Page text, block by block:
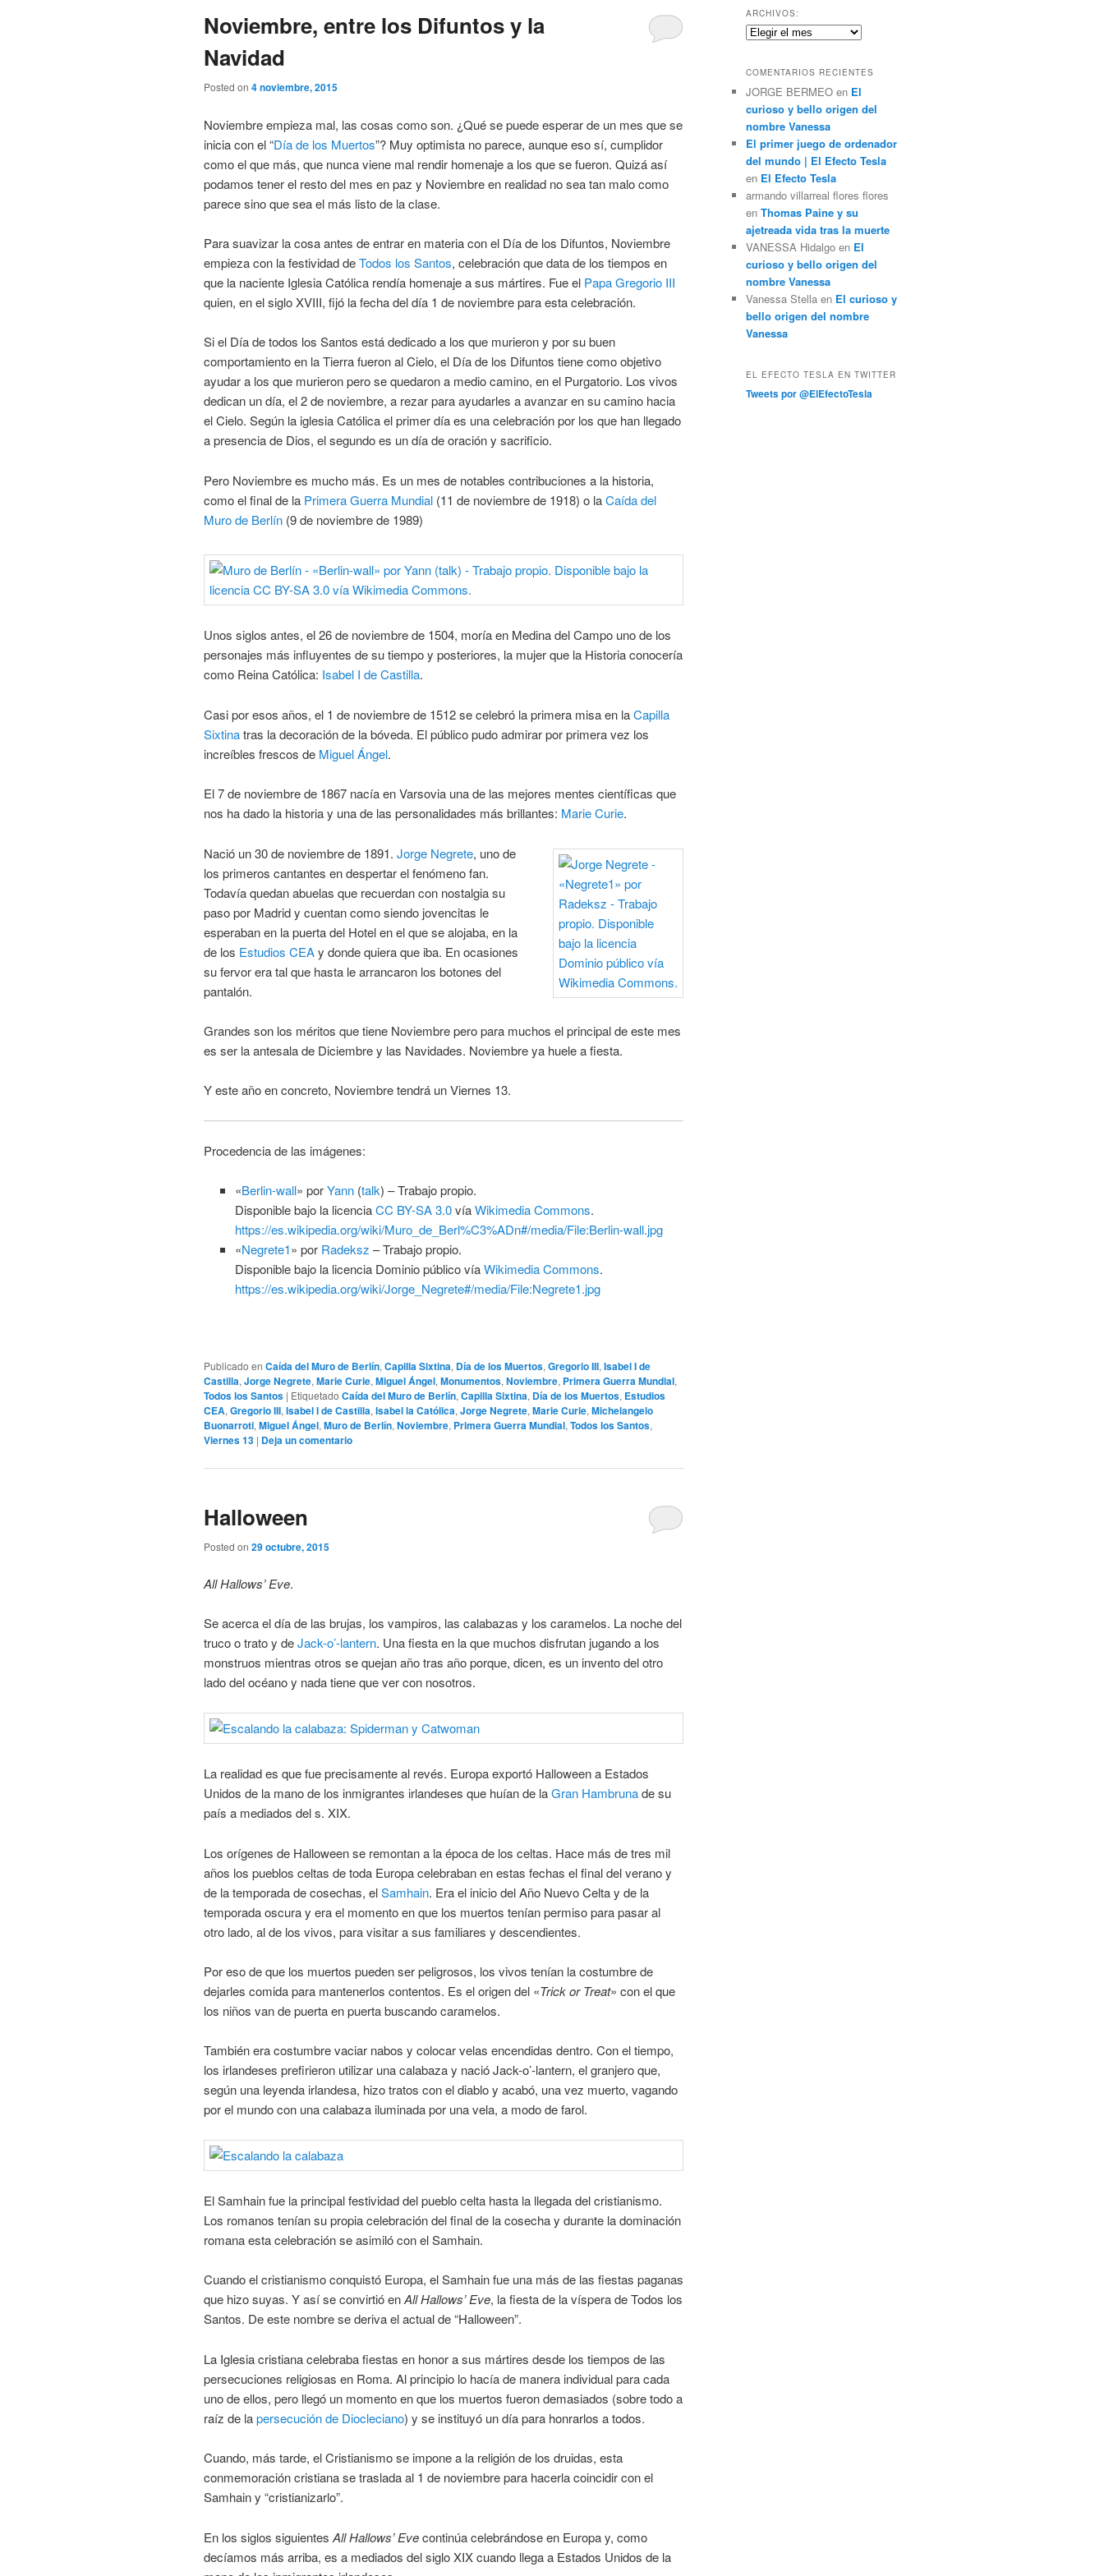
Noviembre, entre los Difuntos y la
Navidad
Posted on 4 noviembre, 2015
Noviembre empieza mal, las cosas como son. ¿Qué se puede esperar de un mes que se
inicia con el “Día de los Muertos”? Muy optimista no parece, aunque eso sí, cumplidor
como el que más, que nunca viene mal rendir homenaje a los que se fueron. Quizá así
podamos tener el resto del mes en paz y Noviembre en realidad no sea tan malo como
parece sino que sea el más listo de la clase.
Para suavizar la cosa antes de entrar en materia con el Día de los Difuntos, Noviembre
empieza con la festividad deTodos los Santos, celebración que data de los tiempos en
que la naciente Iglesia Católica rendía homenaje a sus mártires. Fue el Papa Gregorio III
quien, en el siglo XVIII, fijó la fecha del día 1 de noviembre para esta celebración.
Si el Día de todos los Santos está dedicado a los que murieron y por su buen
comportamiento en la Tierra fueron al Cielo, el Día de los Difuntos tiene como objetivo
ayudar a los que murieron pero se quedaron a medio camino, en el Purgatorio. Los vivos
dedican un día, el 2 de noviembre, a rezar para ayudarles a avanzar en su camino hacia
el Cielo. Según la iglesia Católica el primer día es una celebración por los que han llegado
a presencia de Dios, el segundo es un día de oración y sacrificio.
Pero Noviembre es mucho más. Es un mes de notables contribuciones a la historia,
como el final de la Primera Guerra Mundial (11 de noviembre de 1918) o laCaída del
Muro de Berlín (9 de noviembre de 1989)
Unos siglos antes, el 26 de noviembre de 1504, moría en Medina del Campo uno de los
personajes más influyentes de su tiempo y posteriores, la mujer que la Historia conocería
como Reina Católica: Isabel I de Castilla.
Casi por esos años, el 1 de noviembre de 1512 se celebró la primera misa en laCapilla
Sixtinatras la decoración de la bóveda. El público pudo admirar por primera vez los
increíbles frescos de Miguel Ángel.
El 7 de noviembre de 1867 nacía en Varsovia una de las mejores mentes científicas que
nos ha dado la historia y una de las personalidades más brillantes: Marie Curie.
Nació un 30 de noviembre de 1891. Jorge Negrete, uno de
los primeros cantantes en despertar el fenómeno fan.
Todavía quedan abuelas que recuerdan con nostalgia su
paso por Madrid y cuentan como siendo jovencitas le
esperaban en la puerta del Hotel en el que se alojaba, en la
de los Estudios CEAy donde quiera que iba. En ocasiones
su fervor era tal que hasta le arrancaron los botones del
pantalón.
Grandes son los méritos que tiene Noviembre pero para muchos el principal de este mes
es ser la antesala de Diciembre y las Navidades. Noviembre ya huele a fiesta.
Y este año en concreto, Noviembre tendrá un Viernes 13.
Procedencia de las imágenes:
«Berlin-wall» porYann(talk) –Trabajo propio.
Disponible bajo la licenciaCC BY-SA 3.0víaWikimedia Commons.
https://es.wikipedia.org/wiki/Muro_de_Berl%C3%ADn#/media/File:Berlin-wall.jpg
«Negrete1» por Radeksz –Trabajo propio.
Disponible bajo la licencia Dominio público víaWikimedia Commons.
https://es.wikipedia.org/wiki/Jorge_Negrete#/media/File:Negrete1.jpg
Publicado en Caída del Muro de Berlín, Capilla Sixtina, Día de los Muertos, Gregorio III, Isabel I de
Castilla, Jorge Negrete, Marie Curie, Miguel Ángel, Monumentos, Noviembre, Primera Guerra Mundial,
Todos los Santos | Etiquetado Caída del Muro de Berlín, Capilla Sixtina, Día de los Muertos, Estudios
CEA, Gregorio III, Isabel I de Castilla, Isabel la Católica, Jorge Negrete, Marie Curie, Michelangelo
Buonarroti, Miguel Ángel, Muro de Berlín, Noviembre, Primera Guerra Mundial, Todos los Santos,
Viernes 13 | Deja un comentario
Halloween
Posted on 29 octubre, 2015
All Hallows’ Eve.
Se acerca el día de las brujas, los vampiros, las calabazas y los caramelos. La noche del
truco o trato y deJack-o’-lantern. Una fiesta en la que muchos disfrutan jugando a los
monstruos mientras otros se quejan año tras año porque, dicen, es un invento del otro
lado del océano y nada tiene que ver con nosotros.
La realidad es que fue precisamente al revés. Europa exportó Halloween a Estados
Unidos de la mano de los inmigrantes irlandeses que huían de laGran Hambrunade su
país a mediados del s. XIX.
Los orígenes de Halloween se remontan a la época de los celtas. Hace más de tres mil
años los pueblos celtas de toda Europa celebraban en estas fechas el final del verano y
de la temporada de cosechas, elSamhain. Era el inicio del Año Nuevo Celta y de la
temporada oscura y era el momento en que los muertos tenían permiso para pasar al
otro lado, al de los vivos, para visitar a sus familiares y descendientes.
Por eso de que los muertos pueden ser peligrosos, los vivos tenían la costumbre de
dejarles comida para mantenerlos contentos. Es el origen del «Trick or Treat» con el que
los niños van de puerta en puerta buscando caramelos.
También era costumbre vaciar nabos y colocar velas encendidas dentro. Con el tiempo,
los irlandeses prefirieron utilizar una calabaza y nació Jack-o’-lantern, el granjero que,
según una leyenda irlandesa, hizo tratos con el diablo y acabó, una vez muerto, vagando
por el mundo con una calabaza iluminada por una vela, a modo de farol.
El Samhain fue la principal festividad del pueblo celta hasta la llegada del cristianismo.
Los romanos tenían su propia celebración del final de la cosecha y durante la dominación
romana esta celebración se asimiló con el Samhain.
Cuando el cristianismo conquistó Europa, el Samhain fue una más de las fiestas paganas
que hizo suyas. Y así se convirtió enAll Hallows’ Eve, la fiesta de la víspera de Todos los
Santos. De este nombre se deriva el actual de “Halloween”.
La Iglesia cristiana celebraba fiestas en honor a sus mártires desde los tiempos de las
persecuciones religiosas en Roma. Al principio lo hacía de manera individual para cada
uno de ellos, pero llegó un momento en que los muertos fueron demasiados (sobre todo a
raíz de lapersecución de Diocleciano) y se instituyó un día para honrarlos a todos.
Cuando, más tarde, el Cristianismo se impone a la religión de los druidas, esta
conmemoración cristiana se traslada al 1 de noviembre para hacerla coincidir con el
Samhain y “cristianizarlo”.
En los siglos siguientes All Hallows’ Evecontinúa celebrándose en Europa y, como
decíamos más arriba, es a mediados del siglo XIX cuando llega a Estados Unidos de la
c
a
r
ARCHIVOS:
Archivos:
COMENTARIOS RECIENTES
JORGE BERMEO en El
curioso y bello origen del
nombre Vanessa
El primer juego de ordenador
del mundo | El Efecto Tesla
en El Efecto Tesla
armando villarreal flores flores
en Thomas Paine y su
ajetreada vida tras la muerte
VANESSA Hidalgo en El
curioso y bello origen del
nombre Vanessa
Vanessa Stella en El curioso y
bello origen del nombre
Vanessa
EL EFECTO TESLA EN TWITTER
Tweets por @ElEfectoTesla